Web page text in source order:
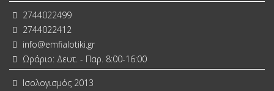
2744022499
2744022412
info@emfialotiki.gr
Ωράριο: Δευτ. - Παρ. 8:00-16:00
Ισολογισμός 2013